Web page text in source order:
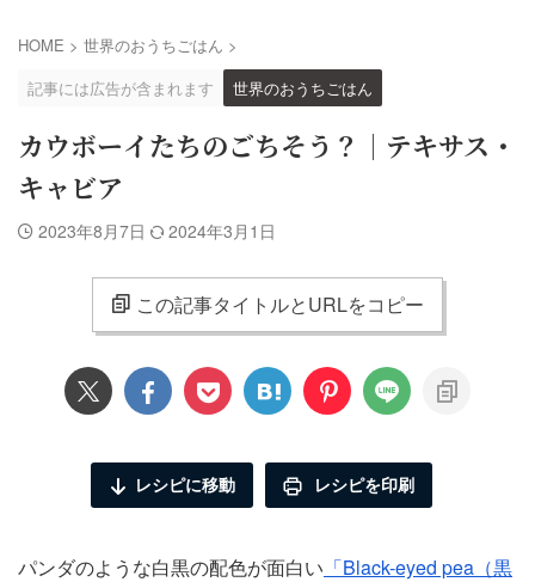
HOME > 世界のおうちごはん >
記事には広告が含まれます
世界のおうちごはん
カウボーイたちのごちそう？｜テキサス・
キャビア
2023年8月7日 2024年3月1日
この記事タイトルとURLをコピー
レシピに移動 レシピを印刷
パンダのような白黒の配色が面白い 「Black-eyed pea（黒